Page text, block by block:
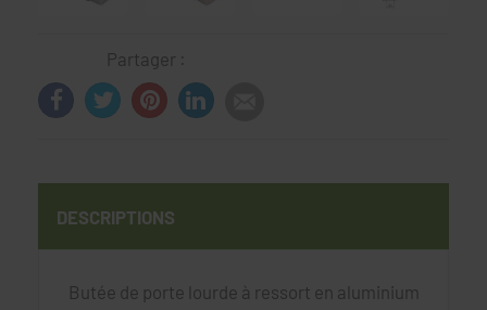
Partager :
DESCRIPTIONS
Butée de porte lourde à ressort en aluminium